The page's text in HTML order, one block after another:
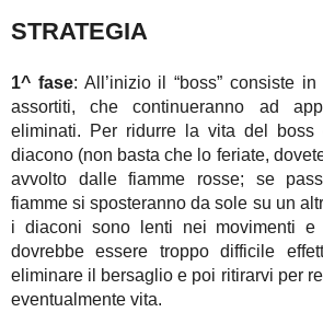
STRATEGIA
1^ fase: All’inizio il “boss” consiste
assortiti, che continueranno ad
eliminati. Per ridurre la vita del boss
diacono (non basta che lo feriate,
avvolto dalle fiamme rosse; se
fiamme si sposteranno da sole su un
i diaconi sono lenti nei movimenti e
dovrebbe essere troppo difficile
eliminare il bersaglio e poi ritirarvi per
eventualmente vita.